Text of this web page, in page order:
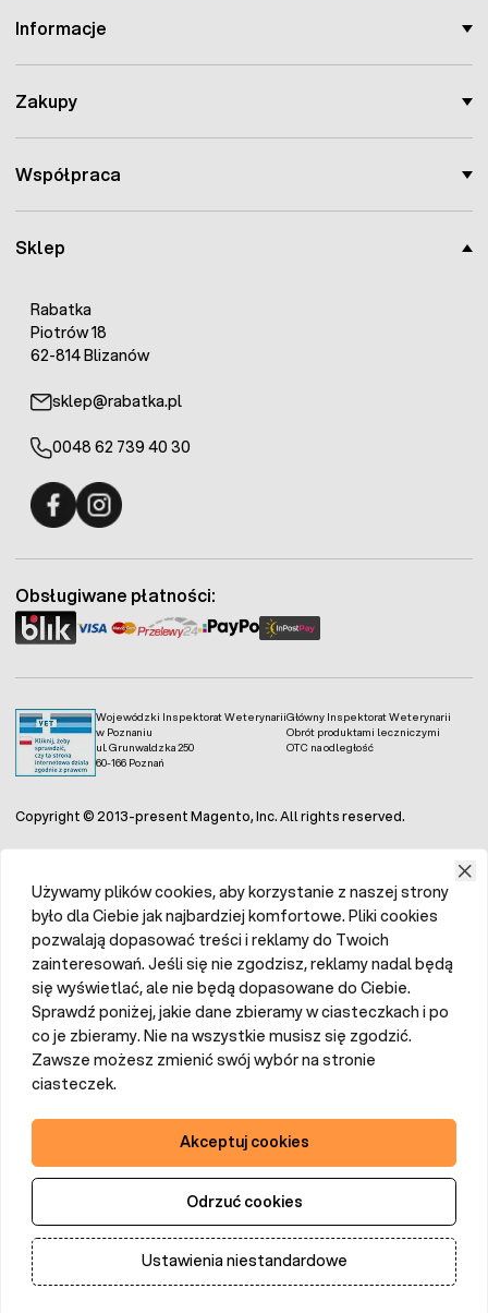
Sklep
Rabatka
Piotrów 18
62-814 Blizanów
sklep@rabatka.pl
0048 62 739 40 30
Informacje
Zakupy
Współpraca
Wojewódzki Inspektorat Weterynarii
w Poznaniu
ul. Grunwaldzka 250
60-166 Poznań
Główny Inspektorat Weterynarii
Obrót produktami leczniczymi
OTC na odległość
Obsługiwane płatności:
Copyright © 2013-present Magento, Inc. All rights reserved.
Używamy plików cookies, aby korzystanie z naszej strony
było dla Ciebie jak najbardziej komfortowe. Pliki cookies
pozwalają dopasować treści i reklamy do Twoich
zainteresowań. Jeśli się nie zgodzisz, reklamy nadal będą
się wyświetlać, ale nie będą dopasowane do Ciebie.
Sprawdź poniżej, jakie dane zbieramy w ciasteczkach i po
co je zbieramy. Nie na wszystkie musisz się zgodzić.
Zawsze możesz zmienić swój wybór na stronie
ciasteczek.
Akceptuj cookies
Odrzuć cookies
Ustawienia niestandardowe